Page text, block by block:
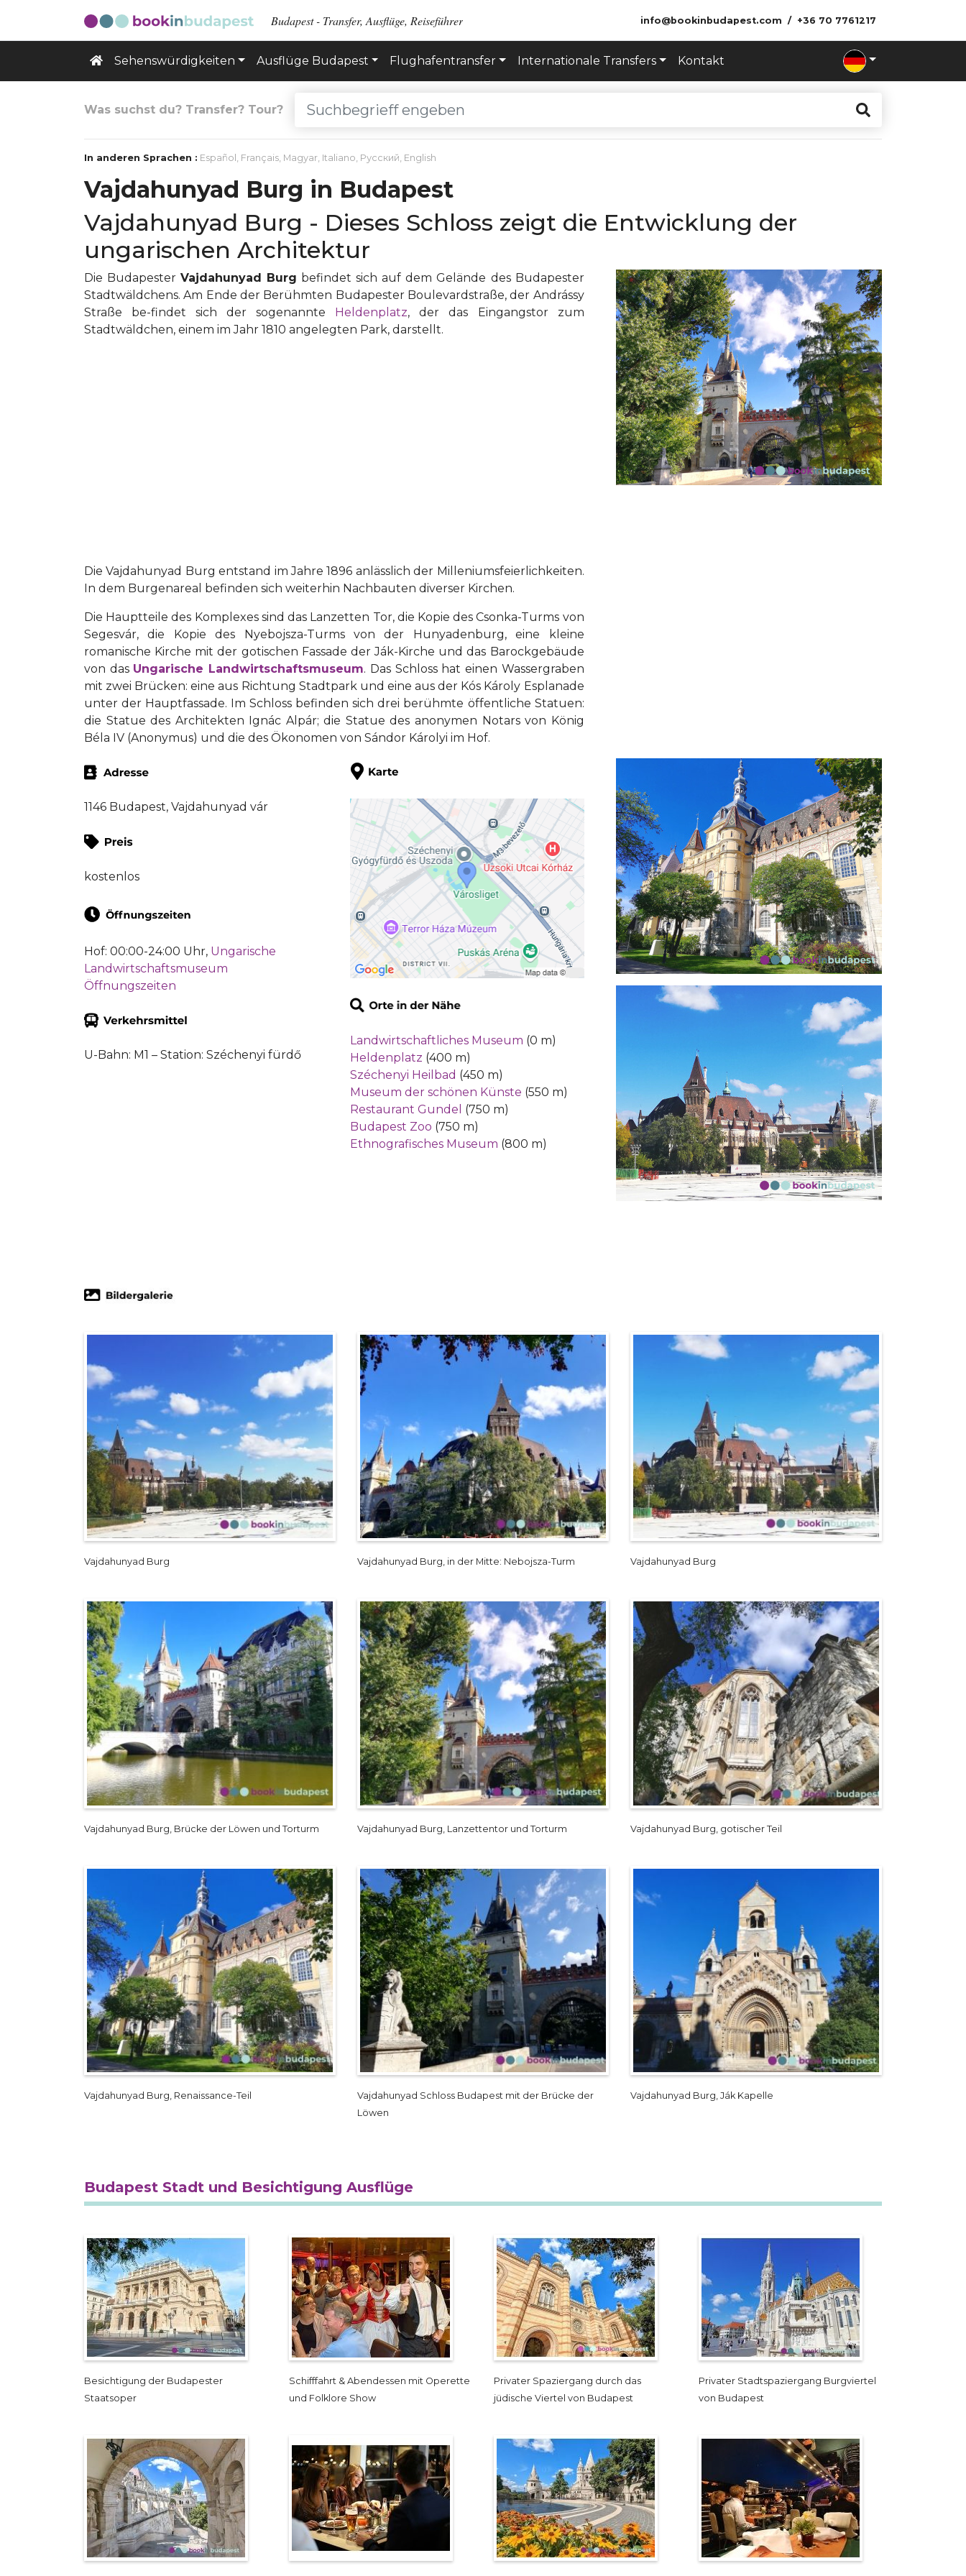
Budapest - Transfer, Ausflüge, Reiseführer info@bookinbudapest.com +36 70 7761217
Sehenswürdigkeiten Ausflüge Budapest Flughafentransfer Internationale Transfers Kontakt
Was suchst du? Transfer? Tour?
In anderen Sprachen : Español , Français, Magyar, Italiano, Русский, English
Vajdahunyad Burg in Budapest
Vajdahunyad Burg - Dieses Schloss zeigt die Entwicklung der
ungarischen Architektur
Die BudapesterVajdahunyad Burg befindet sich auf dem Gelände des Budapester
Stadtwäldchens. Am Ende der Berühmten Budapester Boulevardstraße, der Andrássy
Straße be-findet sich der sogenannte Heldenplatz, der das Eingangstor zum
Stadtwäldchen, einem im Jahr 1810 angelegten Park, darstellt.
Die Vajdahunyad Burg entstand im Jahre 1896 anlässlich der Milleniumsfeierlichkeiten.
In dem Burgenareal befinden sich weiterhin Nachbauten diverser Kirchen.
Die Hauptteile des Komplexes sind das Lanzetten Tor, die Kopie des Csonka-Turms von
Segesvár, die Kopie des Nyebojsza-Turms von der Hunyadenburg, eine kleine
romanische Kirche mit der gotischen Fassade der Ják-Kirche und das Barockgebäude
von das Ungarische Landwirtschaftsmuseum. Das Schloss hat einen Wassergraben
mit zwei Brücken: eine aus Richtung Stadtpark und eine aus der Kós Károly Esplanade
unter der Hauptfassade. Im Schloss befinden sich drei berühmte öffentliche Statuen:
die Statue des Architekten Ignác Alpár; die Statue des anonymen Notars von König
Béla IV (Anonymus) und die des Ökonomen von Sándor Károlyi im Hof.
1146 Budapest, Vajdahunyad vár
kostenlos
Hof: 00:00-24:00 Uhr, Ungarische
Landwirtschaftsmuseum
Öffnungszeiten
U-Bahn: M1 – Station: Széchenyi fürdő
Landwirtschaftliches Museum (0 m)
Heldenplatz (400 m)
Széchenyi Heilbad (450 m)
Museum der schönen Künste (550 m)
Restaurant Gundel (750 m)
Budapest Zoo (750 m)
Ethnografisches Museum (800 m)
Vajdahunyad Burg Vajdahunyad Burg, in der Mitte: Nebojsza-Turm Vajdahunyad Burg
Vajdahunyad Burg, Brücke der Löwen und Torturm Vajdahunyad Burg, Lanzettentor und Torturm Vajdahunyad Burg, gotischer Teil
Vajdahunyad Burg, Renaissance-Teil
Vajdahunyad Schloss Budapest mit der Brücke der
Löwen
Vajdahunyad Burg, Ják Kapelle
Budapest Stadt und Besichtigung Ausflüge
Besichtigung der Budapester
Staatsoper
Schifffahrt & Abendessen mit Operette
und Folklore Show
Privater Spaziergang durch das
jüdische Viertel von Budapest
Privater Stadtspaziergang Burgviertel
von Budapest